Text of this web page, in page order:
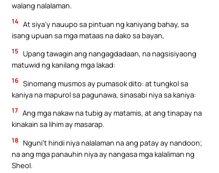
walang nalalaman.
14 At siya’y nauupo sa pintuan ng kaniyang bahay, sa
isang upuan sa mga mataas na dako sa bayan,
15
Upang tawagin ang nangagdadaan, na nagsisiyaong
matuwid ng kanilang mga lakad:
16 Sinomang musmos ay pumasok dito: at tungkol sa
kaniya na mapurol sa pagunawa, sinasabi niya sa kaniya:
17 Ang mga nakaw na tubig ay matamis, at ang tinapay na
kinakain sa lihim ay masarap.
18
Nguni’t hindi niya nalalaman na ang patay ay nandoon;
na ang mga panauhin niya ay nangasa mga kalaliman ng
Sheol.